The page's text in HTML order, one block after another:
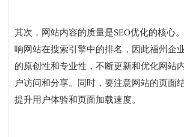
其次，网站内容的质量是SEO优化的核心
响网站在搜索引擎中的排名，因此福州企
的原创性和专业性，不断更新和优化网站
户访问和分享。同时，要注意网站的页面
提升用户体验和页面加载速度。